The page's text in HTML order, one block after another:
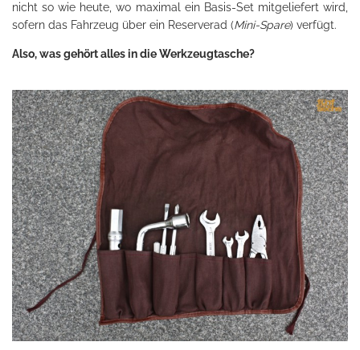
nicht so wie heute, wo maximal ein Basis-Set mitgeliefert wird,
sofern das Fahrzeug über ein Reserverad (Mini-Spare) verfügt.
Also, was gehört alles in die Werkzeugtasche?